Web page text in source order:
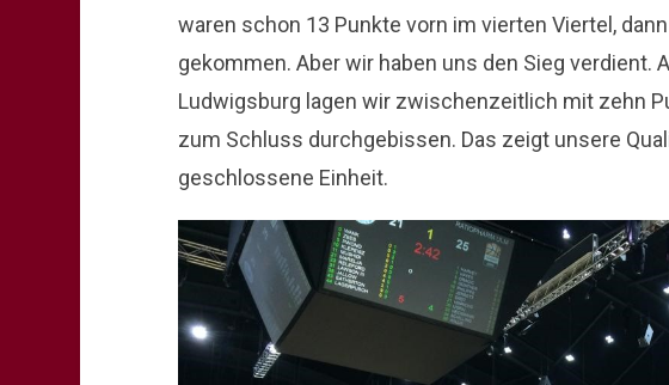
waren schon 13 Punkte vorn im vierten Viertel,
gekommen. Aber wir haben uns den Sieg verdient.
Ludwigsburg lagen wir zwischenzeitlich mit zehn
zum Schluss durchgebissen. Das zeigt unsere
geschlossene Einheit.